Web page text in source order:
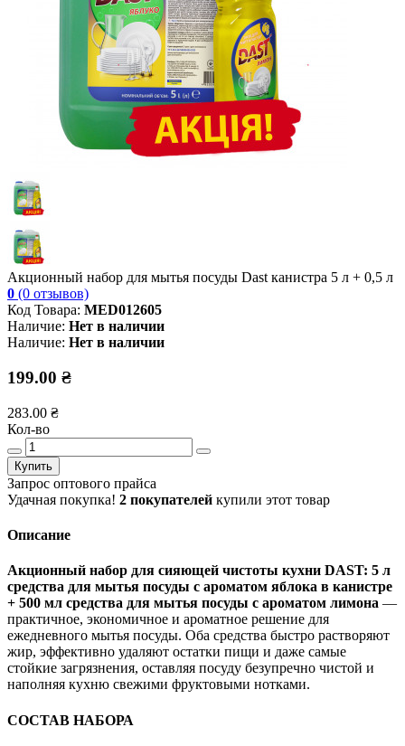
Акционный набор для мытья посуды Dast канистра 5 л + 0,5 л
0 (0 отзывов)
Код Товара: MED012605
Наличие: Нет в наличии
Наличие: Нет в наличии
199.00 ₴
283.00 ₴
Кол-во
Купить
Запрос оптового прайса
Удачная покупка! 2 покупателей купили этот товар
Описание
Акционный набор для сияющей чистоты кухни DAST: 5 л
средства для мытья посуды с ароматом яблока в канистре
+ 500 мл средства для мытья посуды с ароматом лимона —
практичное, экономичное и ароматное решение для
ежедневного мытья посуды. Оба средства быстро растворяют
жир, эффективно удаляют остатки пищи и даже самые
стойкие загрязнения, оставляя посуду безупречно чистой и
наполняя кухню свежими фруктовыми нотками.
СОСТАВ НАБОРА